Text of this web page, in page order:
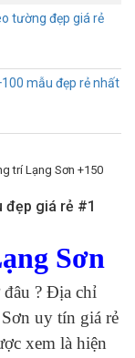
tường đẹp giá rẻ
mẫu đẹp rẻ nhất
trí Lạng Sơn +150
đẹp giá rẻ #1
Sơn
đâu ? Địa chỉ
uy tín giá rẻ
xem là hiện